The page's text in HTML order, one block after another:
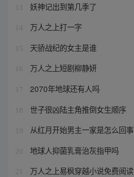
13 妖神记出到第几季了
14 万人之上打一字
15 天骄战纪的女主是谁
16 万人之上短剧柳静妍
17 2070年地球还有人吗
18 世子很凶陆主角推倒女生顺序
19 从红月开始男主一家是怎么回事
20 地球人抑菌乳膏治灰指甲吗
21 万人之上易枫穿越小说免费阅读